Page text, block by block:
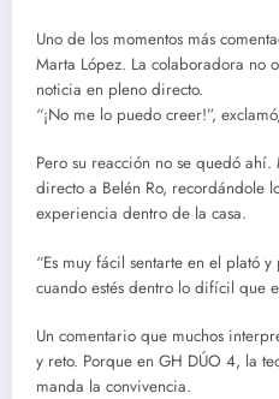
Uno de los momentos más
Marta López. La colaboradora no
noticia en pleno directo.
“¡No me lo puedo creer!”,
Pero su reacción no se quedó
directo a Belén Ro, recordándole
experiencia dentro de la casa.
“Es muy fácil sentarte en el plató
cuando estés dentro lo difícil que
Un comentario que muchos
y reto. Porque en GH DÚO 4, la
manda la convivencia.